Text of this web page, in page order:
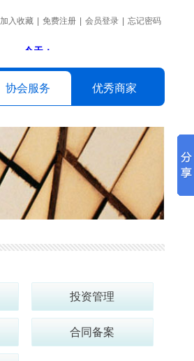
加入收藏 | 免费注册 | 会员登录 | 忘记密码
协会服务 优秀商家
投资管理
合同备案